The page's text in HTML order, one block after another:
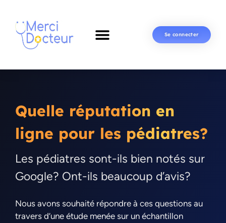
Se connecter
Quelle réputation en
ligne pour les pédiatres?
Les pédiatres sont-ils bien notés sur
Google? Ont-ils beaucoup d’avis?
Nous avons souhaité répondre à ces questions au
travers d’une étude menée sur un échantillon